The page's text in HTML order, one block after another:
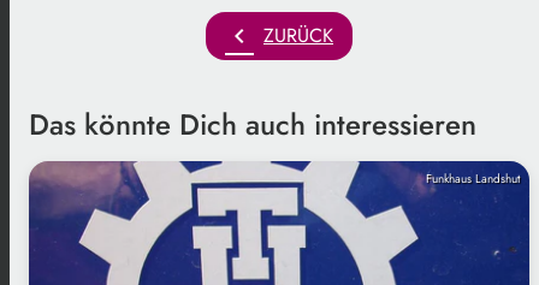
chevron_left ZURÜCK
Das könnte Dich auch interessieren
Funkhaus Landshut